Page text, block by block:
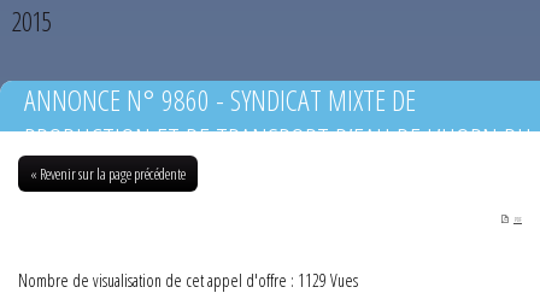
2015
ANNONCE N° 9860 - SYNDICAT MIXTE DE
PRODUCTION ET DE TRANSPORT D’EAU DE L’HORN DU
27-02-2015
« Revenir sur la page précédente
PDF
Nombre de visualisation de cet appel d'offre : 1129 Vues